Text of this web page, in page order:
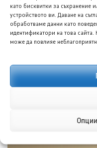
като бисквитки за съхранение
устройството ви. Даване на
обработваме данни като
идентификатори на това сайта.
може да повлияе
Тойота Hilux: По-добра
НИКОЛА